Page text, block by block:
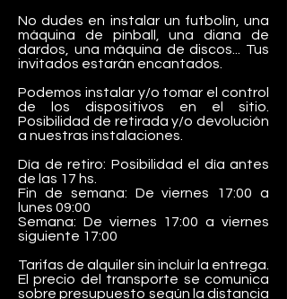
No dudes en instalar un futbolín, una
máquina de pinball, una diana de
dardos, una máquina de discos... Tus
invitados estarán encantados.
Podemos instalar y/o tomar el control
de los dispositivos en el sitio.
Posibilidad de retirada y/o devolución
a nuestras instalaciones.
Día de retiro: Posibilidad el día antes
de las 17 hs.
Fin de semana: De viernes 17:00 a
lunes 09:00
Semana: De viernes 17:00 a viernes
siguiente 17:00
Tarifas de alquiler sin incluir la entrega.
El precio del transporte se comunica
sobre presupuesto según la distancia